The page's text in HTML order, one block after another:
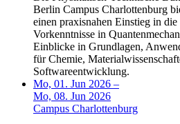
Berlin Campus Charlottenburg
einen praxisnahen Einstieg in
Vorkenntnisse in
Einblicke in Grundlagen,
für Chemie,
Softwareentwicklung.
Mo, 01. Jun 2026 –
Mo, 08. Jun 2026
Campus Charlottenburg